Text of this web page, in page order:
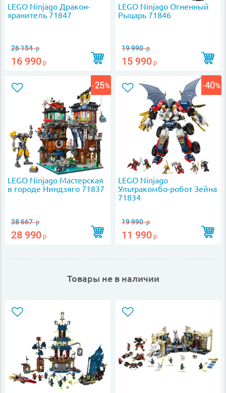
LEGO Ninjago Дракон-
хранитель 71847
26 154р
16 990 р
LEGO Ninjago Огненный
Рыцарь 71846
19 990р
15 990 р
LEGO Ninjago Мастерская
в городе Ниндзяго 71837
38 667р
28 990 р
LEGO Ninjago
Ультракомбо-робот Зейна
71834
19 990р
11 990 р
Товары не в наличии